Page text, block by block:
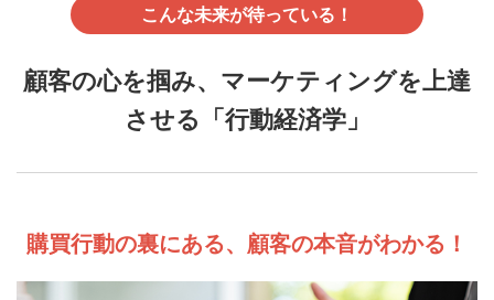
こんな未来が待っている！
顧客の心を掴み、マーケティングを上達
させる「行動経済学」
購買行動の裏にある、顧客の本音がわかる！